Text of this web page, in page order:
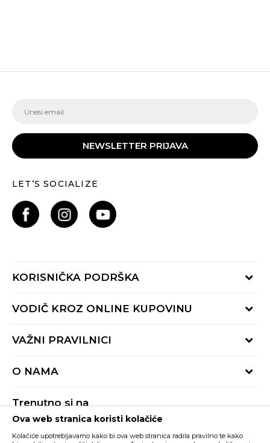
NEWSLETTER PRIJAVA
LET’S SOCIALIZE
KORISNIČKA PODRŠKA
Provjeri status porudžbine
Radno vrijeme 9-16h
VODIČ KROZ ONLINE KUPOVINU
Načini isporuke
Reklamacije
VAŽNI PRAVILNICI
Pravila Sport&Bonus programa
O NAMA
Trenutno si na
Buzz Crna Gora PROMIJENI
Ova web stranica koristi kolačiće
Kolačiće upotrebljavamo kako bi ova web stranica radila pravilno te kako